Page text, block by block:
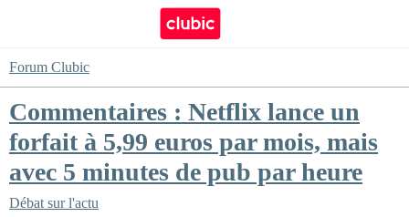
Forum Clubic
Commentaires : Netflix lance un
forfait à 5,99 euros par mois, mais
avec 5 minutes de pub par heure
Débat sur l'actu